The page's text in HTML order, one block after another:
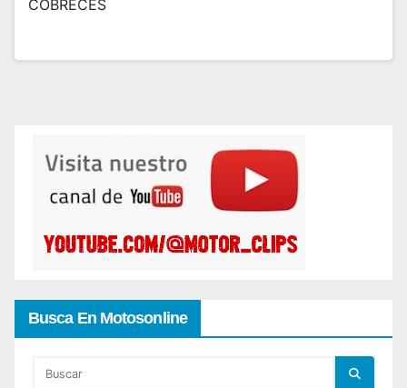
CÓBRECES
Busca En Motosonline